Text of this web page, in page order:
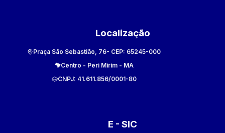
Localização
Praça São Sebastião, 76- CEP: 65245-000
Centro - Peri Mirim- MA
CNPJ: 41.611.856/0001-80
E - SIC